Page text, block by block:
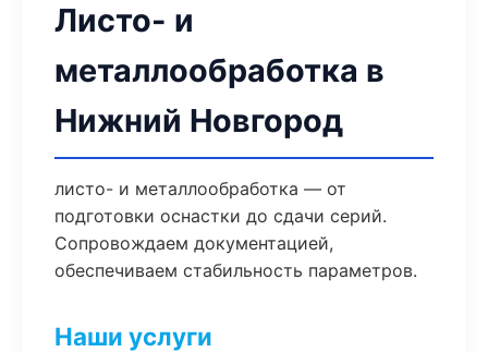
Листо- и
металлообработка в
Нижний Новгород
листо- и металлообработка — от
подготовки оснастки до сдачи серий.
Сопровождаем документацией,
обеспечиваем стабильность параметров.
Наши услуги